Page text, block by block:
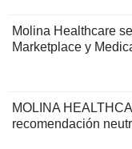
Molina Healthcare
Marketplace y
MOLINA
recomendación